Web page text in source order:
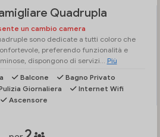
Quadrupla
un cambio camera
sono dedicate a tutti coloro che
preferendo funzionalità e
dispongono di servizi... Più
Balcone
Bagno Privato
Giornaliera
Internet Wifi
Ascensore